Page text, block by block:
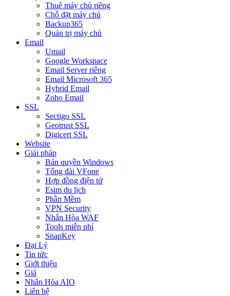
Thuê máy chủ riêng
Chỗ đặt máy chủ
Backup365
Quản trị máy chủ
Email
Umail
Google Workspace
Email Server riêng
Email Microsoft 365
Hybrid Email
Zoho Email
SSL
Sectigo SSL
Geotrust SSL
Digicert SSL
Website
Giải pháp
Bản quyền Windows
Tổng đài VFone
Hợp đồng điện tử
Esim du lịch
Phần Mềm
VPN Security
Nhân Hòa WAF
Tools miễn phí
SnapKey
Đại Lý
Tin tức
Giới thiệu
Giá
Nhân Hòa AIO
Liên hệ